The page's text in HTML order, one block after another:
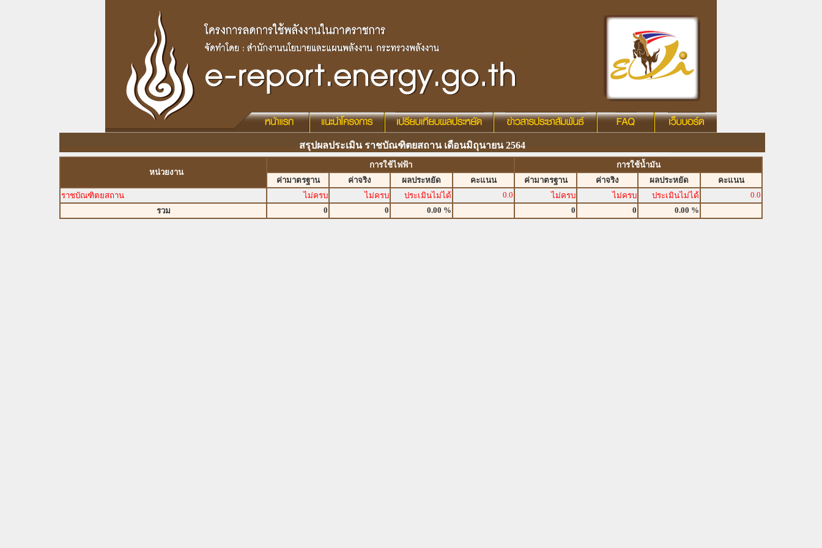
สรุปผลประเมิน ราชบัณฑิตยสถาน เดือนมิถุนายน 2564
หน่วยงาน
การใช้ไฟฟ้า
การใช้น้ำมัน
ค่ามาตรฐาน
ค่าจริง ผลประหยัด คะแนน ค่ามาตรฐาน ค่าจริง ผลประหยัด
คะแนน
ราชบัณฑิตยสถาน
ไม่ครบ ไม่ครบ ประเมินไม่ได้ 0.0 ไม่ครบ ไม่ครบ ประเมินไม่ได้
0.0
รวม
0 0 0.00 % 0 0 0.00 %